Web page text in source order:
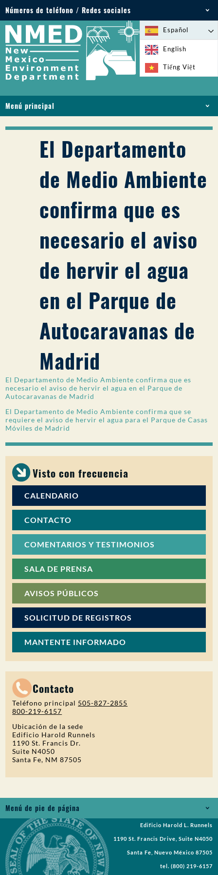
Números de teléfono / Redes sociales
Teléfono: 505-827-2855
1-800-219-6157
Emergencias medioambientales: 505-827-9329
(24 horas)
Español
English
Tiếng Việt
Menú principal
LICENCIAS Y PERMISOS
CUMPLIMIENTO Y EJECUCIÓN
PFAS EN NM
FINANCIACIÓN
SERVICIOS EN LÍNEA
BIBLIOTECA
El Departamento
de Medio Ambiente
confirma que es
necesario el aviso
de hervir el agua
en el Parque de
Autocaravanas de
Madrid
El Departamento de Medio Ambiente confirma que es
necesario el aviso de hervir el agua en el Parque de
Autocaravanas de Madrid
El Departamento de Medio Ambiente confirma que se
requiere el aviso de hervir el agua para el Parque de Casas
Móviles de Madrid
Visto con frecuencia
CALENDARIO
CONTACTO
COMENTARIOS Y TESTIMONIOS
SALA DE PRENSA
AVISOS PÚBLICOS
SOLICITUD DE REGISTROS
MANTENTE INFORMADO
Contacto
Teléfono principal 505-827-2855
800-219-6157
Ubicación de la sede
Edificio Harold Runnels
1190 St. Francis Dr.
Suite N4050
Santa Fe, NM 87505
Menú de pie de página
Empleos
Solicitud de registros
Solicitudes de propuestas
Edificio Harold L. Runnels
1190 St. Francis Drive, Suite N4050
Santa Fe, Nuevo México 87505
tel. (800) 219-6157